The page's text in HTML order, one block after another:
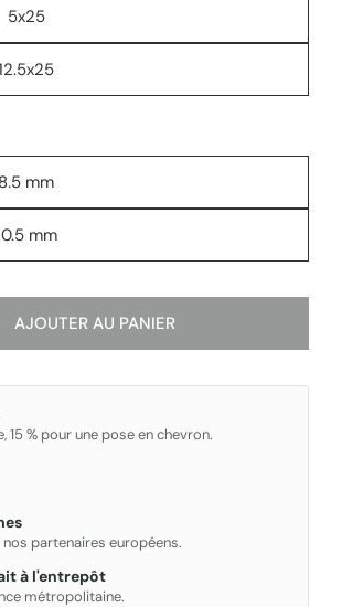
5x25
8.5 mm
mm
POTTERSPOUR POTTERS
AJOUTER AU PANIER
15 % pour une pose en chevron.
partenaires européens.
à l'entrepôt
métropolitaine.
obligatoires.